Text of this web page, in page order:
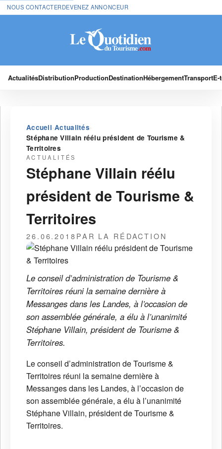
NOUS CONTACTERDEVENEZ ANNONCEUR
ActualitésDistributionProductionDestinationHébergementTransport
Accueil›Actualités›
Stéphane Villain réélu président de Tourisme &
Territoires
ACTUALITÉS
Stéphane Villain réélu
président de Tourisme &
Territoires
26.06.2018PAR LA RÉDACTION
Le conseil d’administration de Tourisme &
Territoires réuni la semaine dernière à
Messanges dans les Landes, à l’occasion de
son assemblée générale, a élu à l’unanimité
Stéphane Villain, président de Tourisme &
Territoires.
Le conseil d’administration de Tourisme &
Territoires réuni la semaine dernière à
Messanges dans les Landes, à l’occasion de
son assemblée générale, a élu à l’unanimité
Stéphane Villain, président de Tourisme &
Territoires.